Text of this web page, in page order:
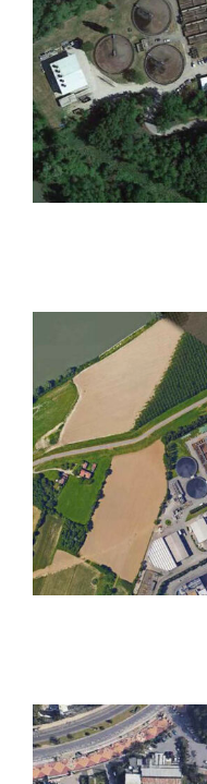
Impianto
Impianto
di